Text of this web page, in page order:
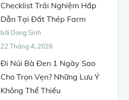
Checklist Trải Nghiệm Hấp
Dẫn Tại Đất Thép Farm
bởi Dong Sinh
22 Tháng 4, 2026
Đi Núi Bà Đen 1 Ngày Sao
Cho Trọn Vẹn? Những Lưu Ý
Không Thể Thiếu